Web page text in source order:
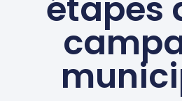
étapes